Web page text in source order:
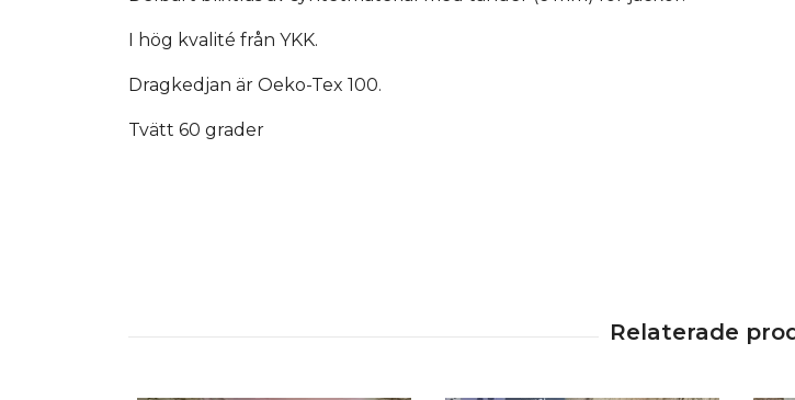
I hög kvalité från YKK.
Dragkedjan är Oeko-Tex 100.
Tvätt 60 grader